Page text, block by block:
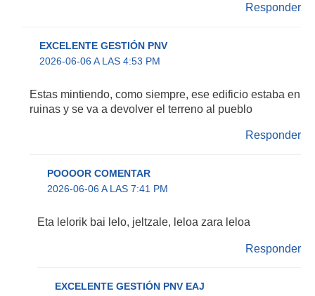
Responder
EXCELENTE GESTIÓN PNV
2026-06-06 A LAS 4:53 PM
Estas mintiendo, como siempre, ese edificio estaba en
ruinas y se va a devolver el terreno al pueblo
Responder
POOOOR COMENTAR
2026-06-06 A LAS 7:41 PM
Eta lelorik bai lelo, jeltzale, leloa zara leloa
Responder
EXCELENTE GESTIÓN PNV EAJ